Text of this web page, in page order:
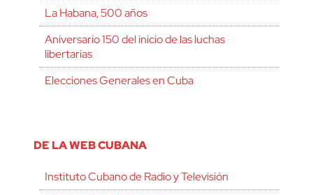
La Habana, 500 años
Aniversario 150 del inicio de las luchas
libertarias
Elecciones Generales en Cuba
DE LA WEB CUBANA
Instituto Cubano de Radio y Televisión